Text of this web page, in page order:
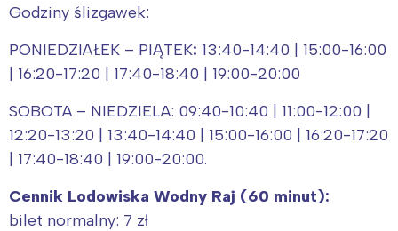
Godziny ślizgawek:
PONIEDZIAŁEK – PIĄTEK: 13:40-14:40 | 15:00-16:00
| 16:20-17:20 | 17:40-18:40 | 19:00-20:00
SOBOTA – NIEDZIELA: 09:40-10:40 | 11:00-12:00 |
12:20-13:20 | 13:40-14:40 | 15:00-16:00 | 16:20-17:20
| 17:40-18:40 | 19:00-20:00.
Cennik Lodowiska Wodny Raj (60 minut):
bilet normalny: 7 zł